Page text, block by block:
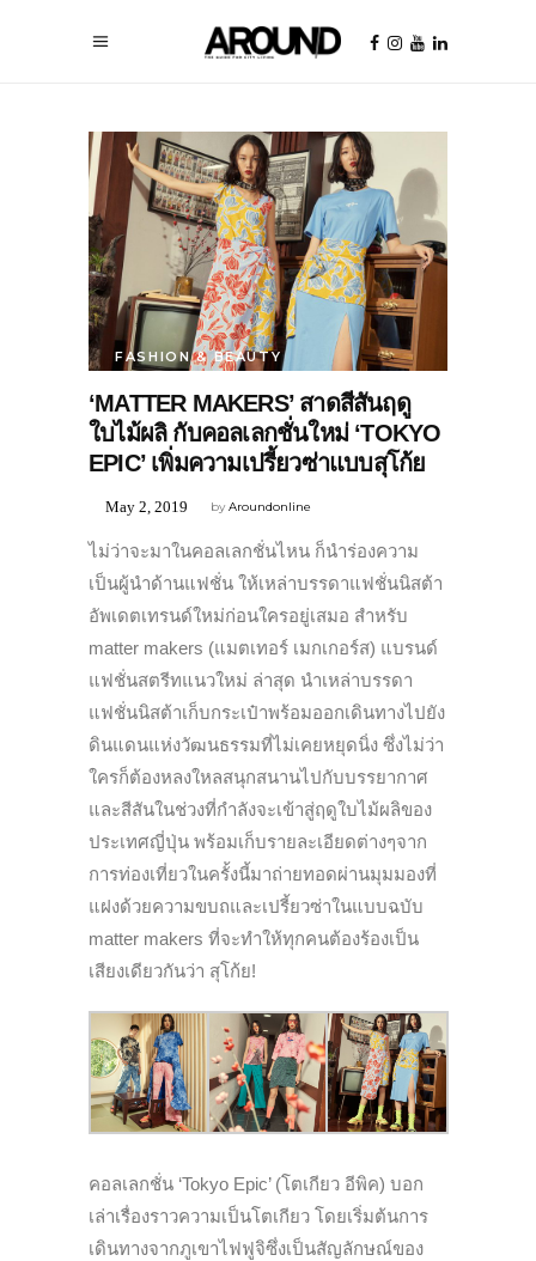
FASHION & BEAUTY
‘MATTER MAKERS’ สาดสีสันฤดู
ใบไม้ผลิ กับคอลเลกชั่นใหม่ ‘TOKYO
EPIC’ เพิ่มความเปรี้ยวซ่าแบบสุโก้ย
byAroundonline
May 2, 2019
ไม่ว่าจะมาในคอลเลกชั่นไหน ก็นำร่องความ
เป็นผู้นำด้านแฟชั่น ให้เหล่าบรรดาแฟชั่นนิสต้า
อัพเดตเทรนด์ใหม่ก่อนใครอยู่เสมอ สำหรับ
matter makers (แมตเทอร์ เมกเกอร์ส) แบรนด์
แฟชั่นสตรีทแนวใหม่ ล่าสุด นำเหล่าบรรดา
แฟชั่นนิสต้าเก็บกระเป๋าพร้อมออกเดินทางไปยัง
ดินแดนแห่งวัฒนธรรมที่ไม่เคยหยุดนิ่ง ซึ่งไม่ว่า
ใครก็ต้องหลงใหลสนุกสนานไปกับบรรยากาศ
และสีสันในช่วงที่กำลังจะเข้าสู่ฤดูใบไม้ผลิของ
ประเทศญี่ปุ่น พร้อมเก็บรายละเอียดต่างๆจาก
การท่องเที่ยวในครั้งนี้มาถ่ายทอดผ่านมุมมองที่
แฝงด้วยความขบถและเปรี้ยวซ่าในแบบฉบับ
matter makers ที่จะทำให้ทุกคนต้องร้องเป็น
เสียงเดียวกันว่า สุโก้ย!
คอลเลกชั่น ‘Tokyo Epic’ (โตเกียว อีพิค) บอก
เล่าเรื่องราวความเป็นโตเกียว โดยเริ่มต้นการ
เดินทางจากภูเขาไฟฟูจิซึ่งเป็นสัญลักษณ์ของ